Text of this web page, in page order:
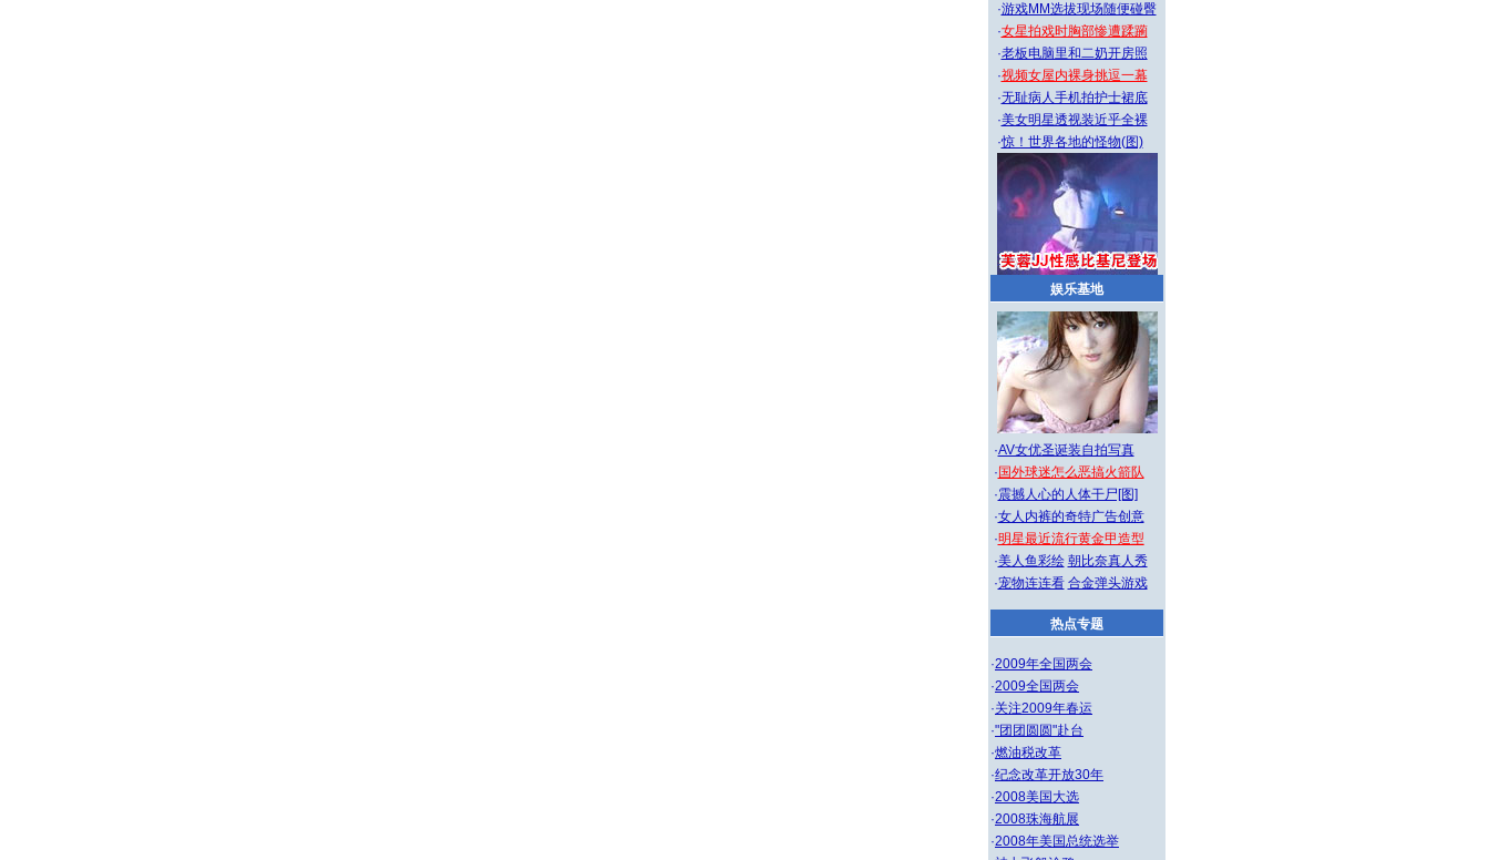
·游戏MM选拔现场随便碰臀
·女星拍戏时胸部惨遭蹂躏
·老板电脑里和二奶开房照
·视频女屋内裸身挑逗一幕
·无耻病人手机拍护士裙底
·美女明星透视装近乎全裸
·惊！世界各地的怪物(图)
娱乐基地
·AV女优圣诞装自拍写真
· 国外球迷怎么恶搞火箭队
·震撼人心的人体干尸[图]
·女人内裤的奇特广告创意
·明星最近流行黄金甲造型
·美人鱼彩绘 朝比奈真人秀
·宠物连连看 合金弹头游戏
热点专题
·2009年全国两会
·2009全国两会
·关注2009年春运
·"团团圆圆"赴台
·燃油税改革
·纪念改革开放30年
·2008美国大选
·2008珠海航展
·2008年美国总统选举